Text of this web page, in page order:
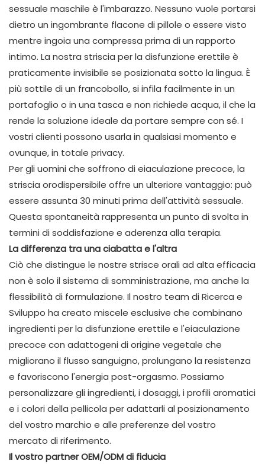
sessuale maschile è l'imbarazzo. Nessuno vuole portarsi
dietro un ingombrante flacone di pillole o essere visto
mentre ingoia una compressa prima di un rapporto
intimo. La nostra striscia per la disfunzione erettile è
praticamente invisibile se posizionata sotto la lingua. È
più sottile di un francobollo, si infila facilmente in un
portafoglio o in una tasca e non richiede acqua, il che la
rende la soluzione ideale da portare sempre con sé. I
vostri clienti possono usarla in qualsiasi momento e
ovunque, in totale privacy.
Per gli uomini che soffrono di eiaculazione precoce, la
striscia orodispersibile offre un ulteriore vantaggio: può
essere assunta 30 minuti prima dell'attività sessuale.
Questa spontaneità rappresenta un punto di svolta in
termini di soddisfazione e aderenza alla terapia.
La differenza tra una ciabatta e l'altra
Ciò che distingue le nostre strisce orali ad alta efficacia
non è solo il sistema di somministrazione, ma anche la
flessibilità di formulazione. Il nostro team di Ricerca e
Sviluppo ha creato miscele esclusive che combinano
ingredienti per la disfunzione erettile e l'eiaculazione
precoce con adattogeni di origine vegetale che
migliorano il flusso sanguigno, prolungano la resistenza
e favoriscono l'energia post-orgasmo. Possiamo
personalizzare gli ingredienti, i dosaggi, i profili aromatici
e i colori della pellicola per adattarli al posizionamento
del vostro marchio e alle preferenze del vostro
mercato di riferimento.
Il vostro partner OEM/ODM di fiducia